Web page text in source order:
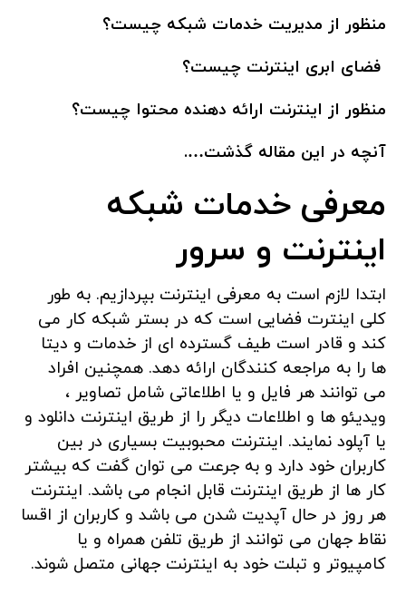
منظور از مدیریت خدمات شبکه چیست؟
فضای ابری اینترنت چیست؟
منظور از اینترنت ارائه دهنده محتوا چیست؟
آنچه در این مقاله گذشت….
معرفی خدمات شبکه
اینترنت و سرور
ابتدا لازم است به معرفی اینترنت بپردازیم. به طور
کلی اینترت فضایی است که در بستر شبکه کار می
کند و قادر است طیف گسترده ای از خدمات و دیتا
ها را به مراجعه کنندگان ارائه دهد. همچنین افراد
می توانند هر فایل و یا اطلاعاتی شامل تصاویر ،
ویدیئو ها و اطلاعات دیگر را از طریق اینترنت دانلود و
یا آپلود نمایند. اینترنت محبوبیت بسیاری در بین
کاربران خود دارد و به جرعت می توان گفت که بیشتر
کار ها از طریق اینترنت قابل انجام می باشد. اینترنت
هر روز در حال آپدیت شدن می باشد و کاربران از اقسا
نقاط جهان می توانند از طریق تلفن همراه و یا
کامپیوتر و تبلت خود به اینترنت جهانی متصل شوند.